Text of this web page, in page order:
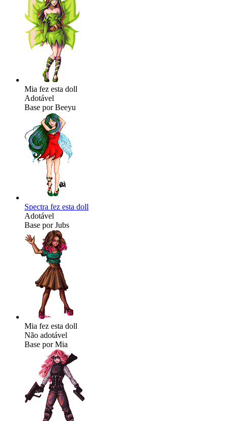
Mia fez esta doll
Adotável
Base por Beeyu
Spectra fez esta doll
Adotável
Base por Jubs
Mia fez esta doll
Não adotável
Base por Mia